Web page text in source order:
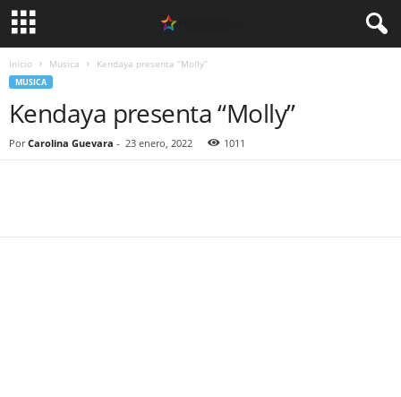
Inicio Musica Kendaya presenta “Molly”
MUSICA
Kendaya presenta “Molly”
Por Carolina Guevara - 23 enero, 2022 1011